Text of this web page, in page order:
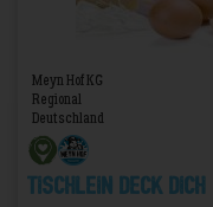
Meyn Hof KG
Regional
Deutschland
Tischlein deck dich